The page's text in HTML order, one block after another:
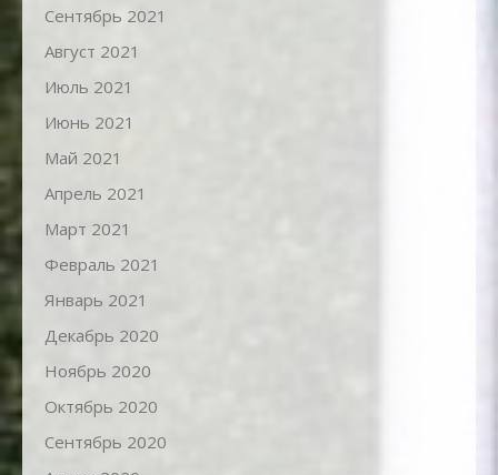
Сентябрь 2021
Август 2021
Июль 2021
Июнь 2021
Май 2021
Апрель 2021
Март 2021
Февраль 2021
Январь 2021
Декабрь 2020
Ноябрь 2020
Октябрь 2020
Сентябрь 2020